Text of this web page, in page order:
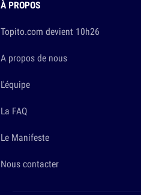
À PROPOS
Topito.com devient 10h26
A propos de nous
L'équipe
La FAQ
Le Manifeste
Nous contacter